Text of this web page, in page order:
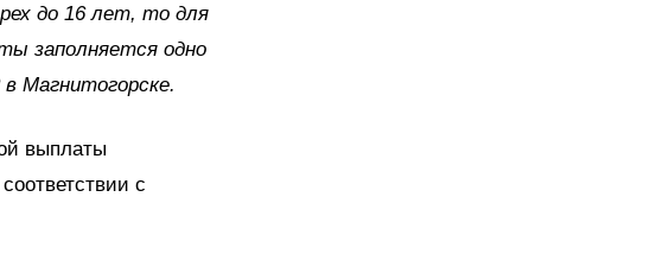
до 16 лет, то для
заполняется одно
Магнитогорске.
выплаты
с